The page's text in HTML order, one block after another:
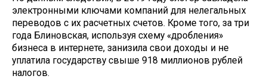
электронными ключами компаний для нелегальных
переводов с их расчетных счетов. Кроме того, за три
года Блиновская, используя схему «дробления»
бизнеса в интернете, занизила свои доходы и не
уплатила государству свыше 918 миллионов рублей
налогов.